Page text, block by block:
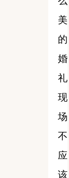
美
的
婚
礼
现
场
不
应
该